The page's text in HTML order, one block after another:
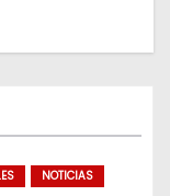
NOTICIAS